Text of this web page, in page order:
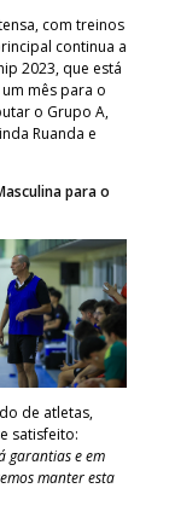
com treinos
continua a
2023, que está
mês para o
o Grupo A,
Ruanda e
para o
de atletas,
satisfeito:
garantias e em
manter esta